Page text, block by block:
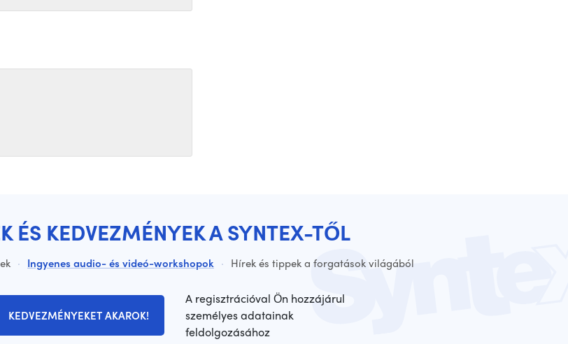
ÉS KEDVEZMÉNYEK A SYNTEX-TŐL
· Ingyenes audio- és videó-workshopok · Hírek és tippek a forgatások világából
KEDVEZMÉNYEKET AKAROK!
A regisztrációval Ön hozzájárul
személyes adatainak
feldolgozásához